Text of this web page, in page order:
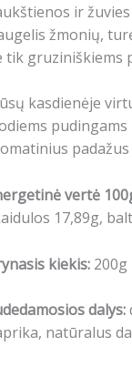
ir
žmonių,
tik gruziniškiems
kasdienėje
vertė
17,89g,
kiekis: 200g
dalys:
natūralus